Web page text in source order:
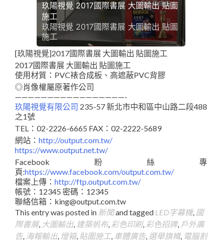
玖陽視覺 2017國際書展 大圖輸出 貼圖
施工
玖陽視覺 2017國際書展 大圖輸出 貼圖
施工
[玖陽視覺]2017國際書展 大圖輸出 貼圖施工
2017國際書展 大圖輸出 貼圖施工
使用材質：PVC裱合成板、高遮蔽PVC背膠
◎肖像權屬原著作公司
—————————————————-
玖陽視覺有限公司 235-57 新北市中和區中山路二段488
之1號
TEL：02-2226-6665 FAX：02-2222-5689
網站： http://output.com.tw/
https://www.output.net.tw/
Facebook粉絲專
頁:https://www.facebook.com/output.com.tw/
檔案上傳： http://ftp.output.com.tw/
帳號：12345 密碼：12345
聯絡信箱：king@output.com.tw
This entry was posted in 新聞and tagged LED字幕機, 國
際書展, 大圖輸出, 建築帆布, 彩色印刷, 彩色招牌, 戶外廣
告, 海報輸出, 燈箱, 貼圖施工, 車體廣告, 選舉旗幟, 電腦割